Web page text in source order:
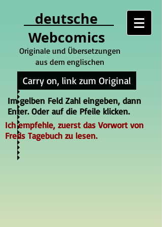
deutsche
Webcomics
Originale und Übersetzungen
aus dem englischen
Carry on, link zum Original
Im gelben Feld Zahl eingeben, dann
Enter. Oder auf die Pfeile klicken.
Ich empfehle, zuerst das Vorwort von
Freds Tagebuch zu lesen.